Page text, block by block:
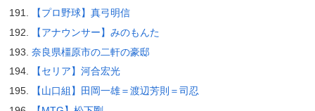
【プロ野球】真弓明信
【アナウンサー】みのもんた
奈良県橿原市の二軒の豪邸
【セリア】河合宏光
【山口組】田岡一雄＝渡辺芳則＝司忍